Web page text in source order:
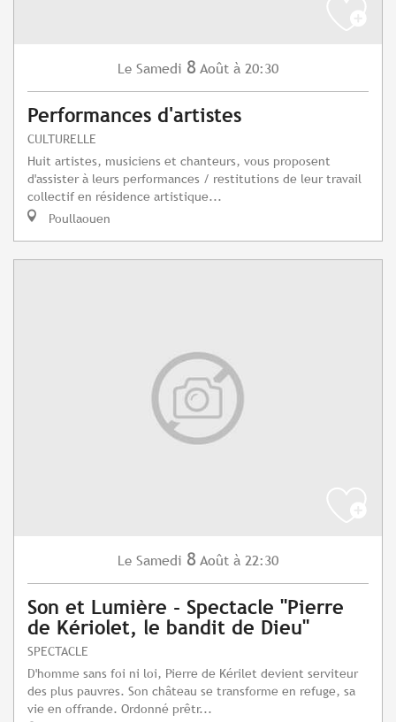
Le Samedi 8 Août à 20:30
Performances d'artistes
CULTURELLE
Huit artistes, musiciens et chanteurs, vous proposent
d'assister à leurs performances / restitutions de leur travail
collectif en résidence artistique...
Poullaouen
Le Samedi 8 Août à 22:30
Son et Lumière - Spectacle "Pierre
de Kériolet, le bandit de Dieu"
SPECTACLE
D'homme sans foi ni loi, Pierre de Kérilet devient serviteur
des plus pauvres. Son château se transforme en refuge, sa
vie en offrande. Ordonné prêtr...